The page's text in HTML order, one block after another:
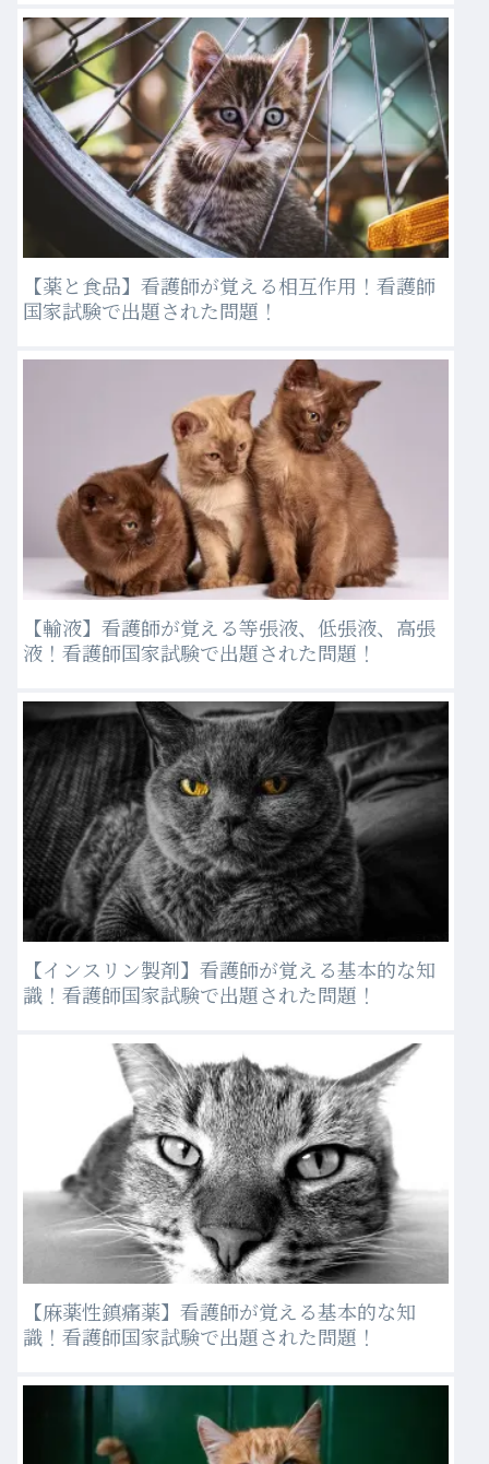
【薬と食品】看護師が覚える相互作用！看護師
国家試験で出題された問題！
【輸液】看護師が覚える等張液、低張液、高張
液！看護師国家試験で出題された問題！
【インスリン製剤】看護師が覚える基本的な知
識！看護師国家試験で出題された問題！
【麻薬性鎮痛薬】看護師が覚える基本的な知
識！看護師国家試験で出題された問題！